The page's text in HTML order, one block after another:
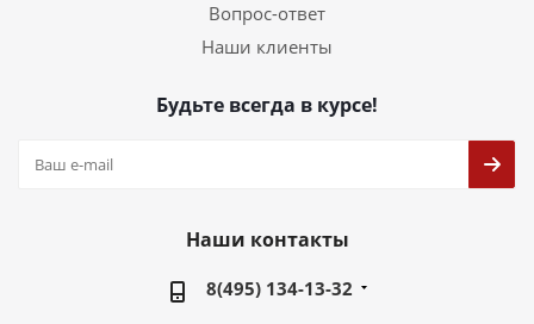
Вопрос-ответ
Наши клиенты
Будьте всегда в курсе!
Наши контакты
8(495) 134-13-32